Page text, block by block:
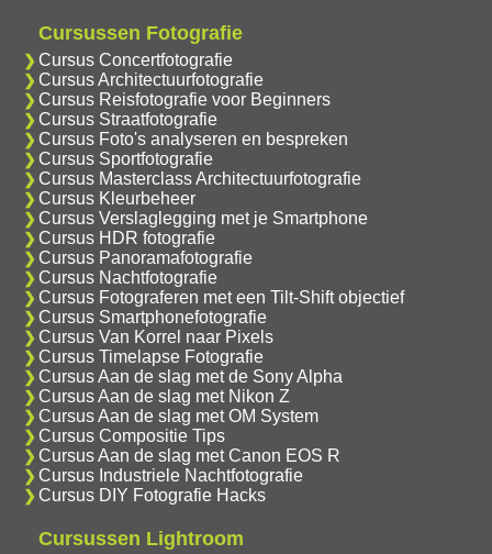
Cursussen Fotografie
Cursus Concertfotografie
Cursus Architectuurfotografie
Cursus Reisfotografie voor Beginners
Cursus Straatfotografie
Cursus Foto's analyseren en bespreken
Cursus Sportfotografie
Cursus Masterclass Architectuurfotografie
Cursus Kleurbeheer
Cursus Verslaglegging met je Smartphone
Cursus HDR fotografie
Cursus Panoramafotografie
Cursus Nachtfotografie
Cursus Fotograferen met een Tilt-Shift objectief
Cursus Smartphonefotografie
Cursus Van Korrel naar Pixels
Cursus Timelapse Fotografie
Cursus Aan de slag met de Sony Alpha
Cursus Aan de slag met Nikon Z
Cursus Aan de slag met OM System
Cursus Compositie Tips
Cursus Aan de slag met Canon EOS R
Cursus Industriele Nachtfotografie
Cursus DIY Fotografie Hacks
Cursussen Lightroom